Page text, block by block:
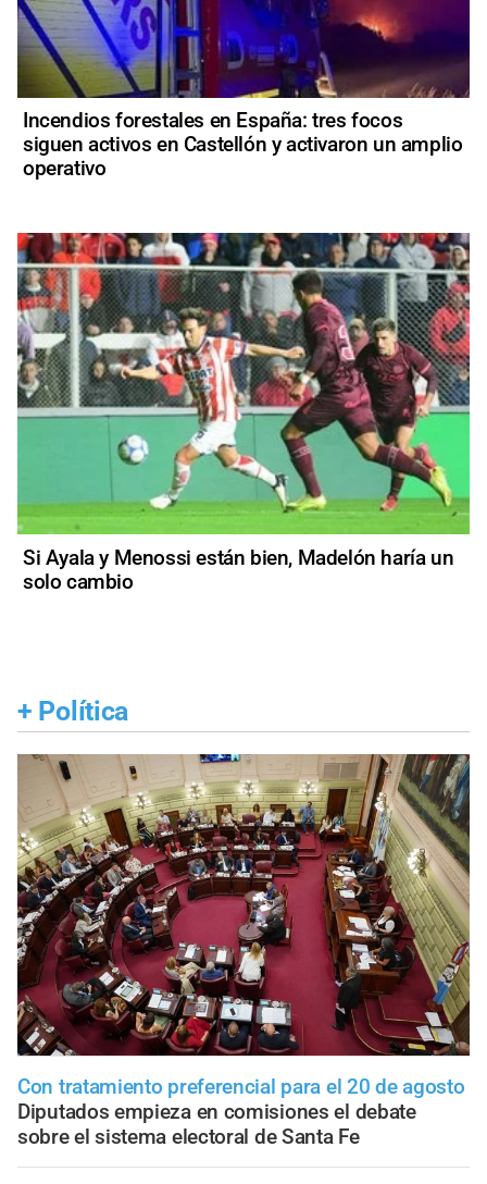
Incendios forestales en España: tres focos
siguen activos en Castellón y activaron un amplio
operativo
Si Ayala y Menossi están bien, Madelón haría un
solo cambio
+ Política
Con tratamiento preferencial para el 20 de agosto
Diputados empieza en comisiones el debate
sobre el sistema electoral de Santa Fe